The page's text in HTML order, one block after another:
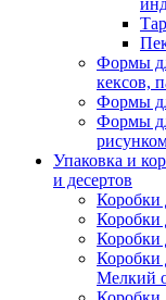
Формы
кексов,
Формы
Формы
Упаковка и
и десертов
Коробки
Коробки
Коробки
Коробки
Мелкий